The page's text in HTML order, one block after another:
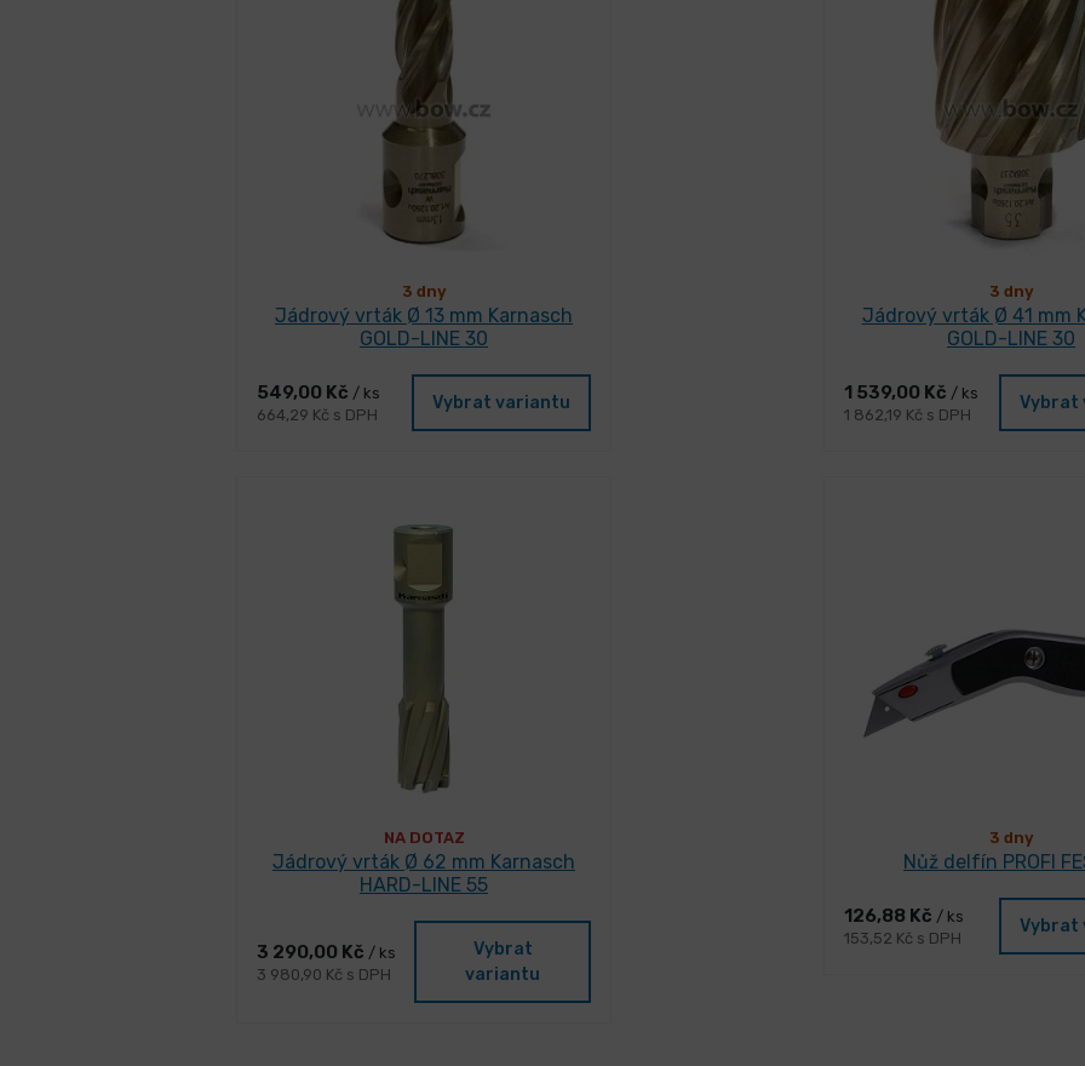
3 dny
Jádrový vrták Ø 13 mm Karnasch
GOLD-LINE 30
549,00 Kč / ks
664,29 Kč s DPH
Vybrat variantu
3 dny
Jádrový vrták Ø 41 mm
GOLD-LINE 30
1 539,00 Kč / ks
1 862,19 Kč s DPH
Vybrat
NA DOTAZ
Jádrový vrták Ø 62 mm Karnasch
HARD-LINE 55
3 290,00 Kč / ks
3 980,90 Kč s DPH
Vybrat
variantu
3 dny
Nůž delfín PROFI
126,88 Kč / ks
153,52 Kč s DPH
Vybrat